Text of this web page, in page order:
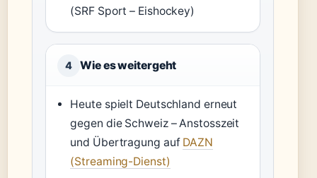
(SRF Sport – Eishockey)
4 Wie es weitergeht
Heute spielt Deutschland erneut
gegen die Schweiz – Anstosszeit
und Übertragung auf DAZN
(Streaming-Dienst)